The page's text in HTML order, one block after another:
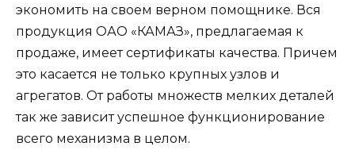
экономить на своем верном помощнике. Вся
продукция ОАО «КАМАЗ», предлагаемая к
продаже, имеет сертификаты качества. Причем
это касается не только крупных узлов и
агрегатов. От работы множеств мелких деталей
так же зависит успешное функционирование
всего механизма в целом.